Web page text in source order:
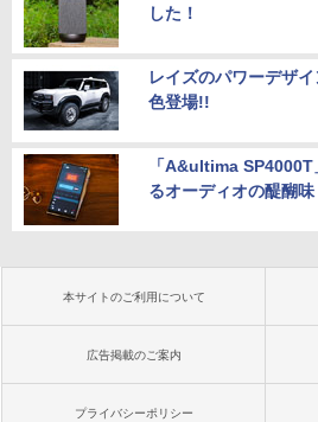
した！
レイズのパワーデザ
色登場!!
「A&ultima
るオーディオの醍醐味
本サイトのご利用について
広告掲載のご案内
プライバシーポリシー